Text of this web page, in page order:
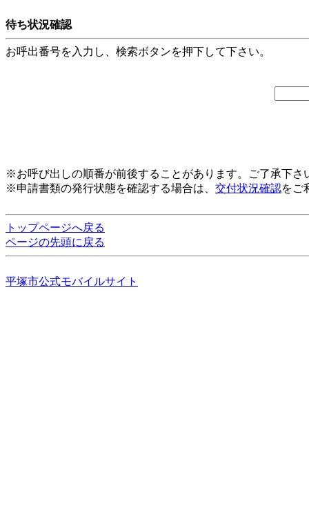
待ち状況確認
お呼出番号を入力し、検索ボタンを押下して下さい。
※お呼び出しの順番が前後することがあります。ご了承下さ
※申請書類の発行状態を確認する場合は、 交付状況確認をご
トップページへ戻る
ページの先頭に戻る
平塚市公式モバイルサイト